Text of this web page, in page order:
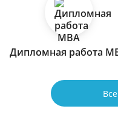
Дипломная работа